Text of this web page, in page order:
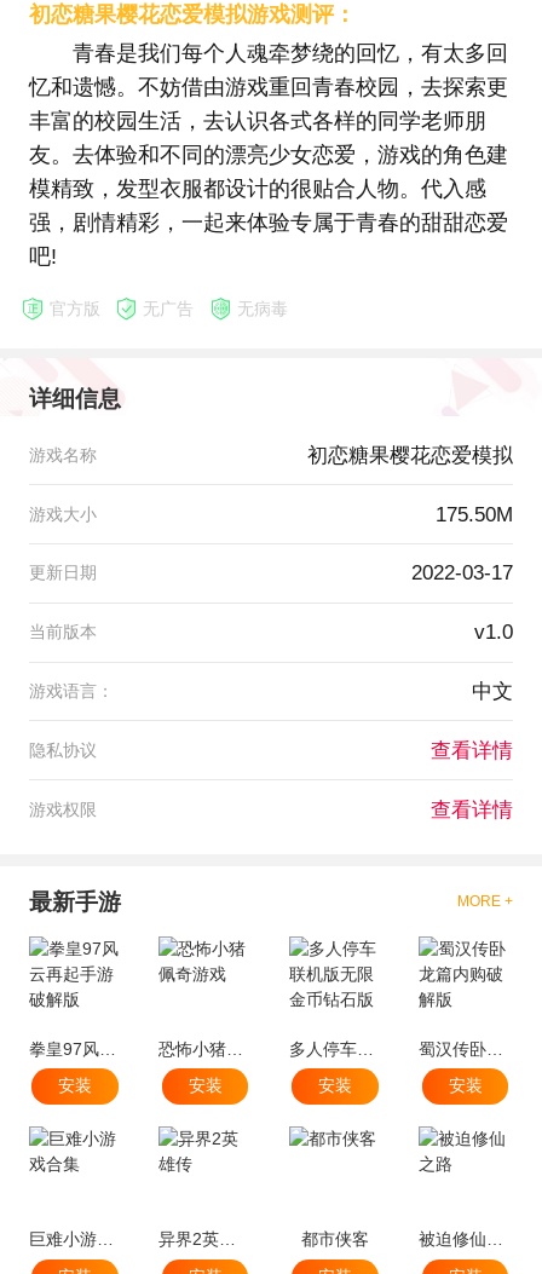
初恋糖果樱花恋爱模拟游戏测评：
青春是我们每个人魂牵梦绕的回忆，有太多回
忆和遗憾。不妨借由游戏重回青春校园，去探索更
丰富的校园生活，去认识各式各样的同学老师朋
友。去体验和不同的漂亮少女恋爱，游戏的角色建
模精致，发型衣服都设计的很贴合人物。代入感
强，剧情精彩，一起来体验专属于青春的甜甜恋爱
吧!
官方版 无广告 无病毒
详细信息
游戏名称 初恋糖果樱花恋爱模拟
游戏大小 175.50M
更新日期 2022-03-17
当前版本 v1.0
游戏语言： 中文
隐私协议 查看详情
游戏权限 查看详情
最新手游 MORE +
拳皇97风云再起手游破解版
安装
安装
多人停车联机版无限金币钻石版
安装
安装
巨难小游戏合集
都市侠客